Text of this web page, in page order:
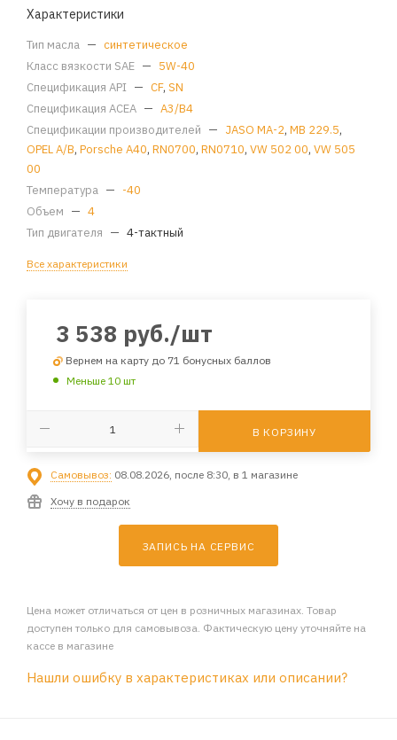
Характеристики
Тип масла — синтетическое
Класс вязкости SAE — 5W-40
Спецификация API — CF, SN
Спецификация ACEA — A3/B4
Спецификации производителей — JASO MA-2, MB 229.5,
OPEL A/B, Porsche A40, RN0700, RN0710, VW 502 00, VW 505
00
Температура — -40
Объем — 4
Тип двигателя — 4-тактный
Все характеристики
3 538 руб./шт
Вернем на карту до 71 бонусных баллов
Меньше 10 шт
В КОРЗИНУ
Самовывоз: 08.08.2026, после 8:30, в 1 магазине
Хочу в подарок
ЗАПИСЬ НА СЕРВИС
Цена может отличаться от цен в розничных магазинах. Товар
доступен только для самовывоза. Фактическую цену уточняйте на
кассе в магазине
Нашли ошибку в характеристиках или описании?